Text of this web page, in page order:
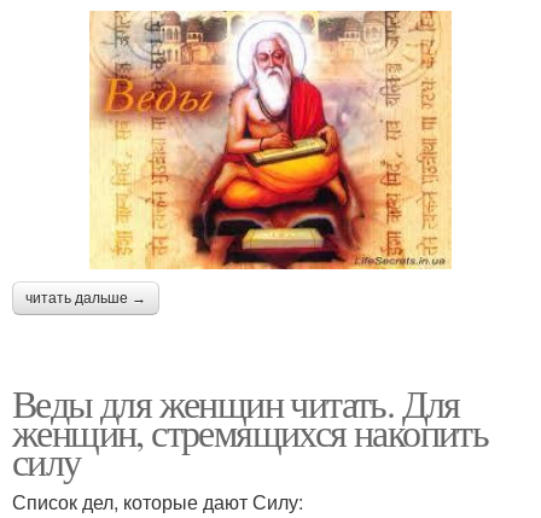
читать дальше →
Веды для женщин читать. Для
женщин, стремящихся накопить
силу
Список дел, которые дают Силу: